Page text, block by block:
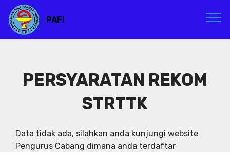
PAFI
PERSYARATAN REKOM
STRTTK
Data tidak ada, silahkan anda kunjungi website
Pengurus Cabang dimana anda terdaftar